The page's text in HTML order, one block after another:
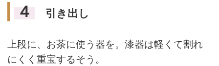
４ 引き出し
上段に、お茶に使う器を。漆器は軽くて割れ
にくく重宝するそう。